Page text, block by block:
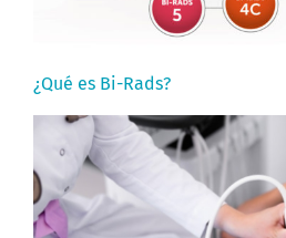
¿Qué es Bi-Rads?